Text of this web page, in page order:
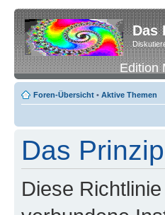
Das
Edition
Foren-Übersicht • Aktive Themen
Das
Diese